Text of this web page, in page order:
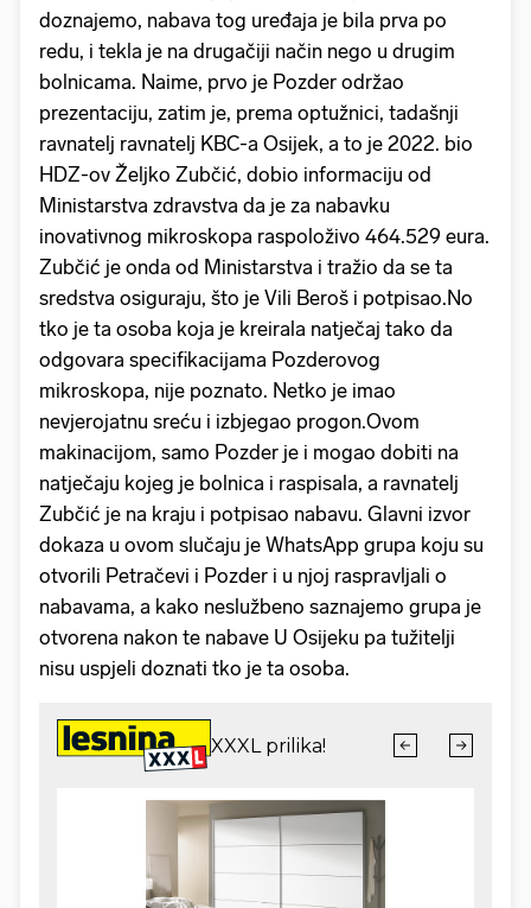
doznajemo, nabava tog uređaja je bila prva po
redu, i tekla je na drugačiji način nego u drugim
bolnicama. Naime, prvo je Pozder održao
prezentaciju, zatim je, prema optužnici, tadašnji
ravnatelj ravnatelj KBC-a Osijek, a to je 2022. bio
HDZ-ov Željko Zubčić, dobio informaciju od
Ministarstva zdravstva da je za nabavku
inovativnog mikroskopa raspoloživo 464.529 eura.
Zubčić je onda od Ministarstva i tražio da se ta
sredstva osiguraju, što je Vili Beroš i potpisao.No
tko je ta osoba koja je kreirala natječaj tako da
odgovara specifikacijama Pozderovog
mikroskopa, nije poznato. Netko je imao
nevjerojatnu sreću i izbjegao progon.Ovom
makinacijom, samo Pozder je i mogao dobiti na
natječaju kojeg je bolnica i raspisala, a ravnatelj
Zubčić je na kraju i potpisao nabavu. Glavni izvor
dokaza u ovom slučaju je WhatsApp grupa koju su
otvorili Petračevi i Pozder i u njoj raspravljali o
nabavama, a kako neslužbeno saznajemo grupa je
otvorena nakon te nabave U Osijeku pa tužitelji
nisu uspjeli doznati tko je ta osoba.